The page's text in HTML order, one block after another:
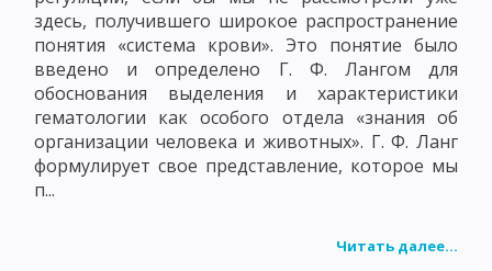
здесь, получившего широкое распространение
понятия «система крови». Это понятие было
введено и определено Г. Ф. Лангом для
обоснования выделения и характеристики
гематологии как особого отдела «знания об
организации человека и животных». Г. Ф. Ланг
формулирует свое представление, которое мы
п...
Читать далее...